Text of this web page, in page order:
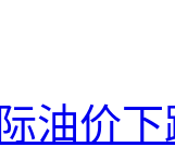
油价